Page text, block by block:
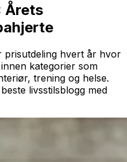
Årets
prisutdeling hvert år hvor
kategorier som
trening og helse.
livsstilsblogg med